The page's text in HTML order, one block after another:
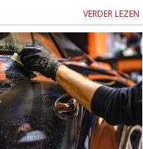
VERDER LEZEN